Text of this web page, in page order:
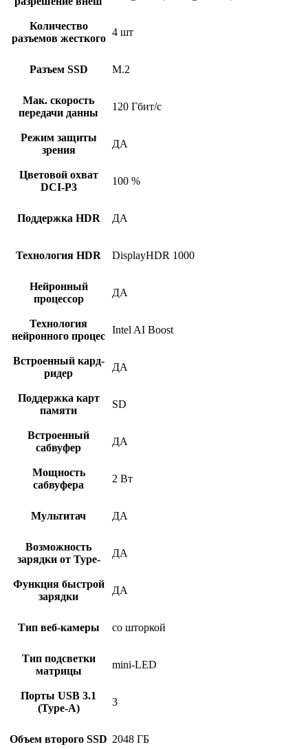
Количество
разъемов жесткого
4 шт
Разъем SSD M.2
Мак. скорость
передачи данны
120 Гбит/с
Режим защиты
зрения
ДА
Цветовой охват
DCI-P3
100 %
Поддержка HDR ДА
Технология HDR DisplayHDR 1000
Нейронный
процессор
ДА
Технология
нейронного процес
Intel AI Boost
Встроенный кард-
ридер
ДА
Поддержка карт
памяти
SD
Встроенный
сабвуфер
ДА
Мощность
сабвуфера
2 Вт
Мультитач ДА
Возможность
зарядки от Type-
ДА
Функция быстрой
зарядки
ДА
Тип веб-камеры со шторкой
Тип подсветки
матрицы
mini-LED
Порты USB 3.1
(Type-A)
3
Объем второго SSD 2048 ГБ